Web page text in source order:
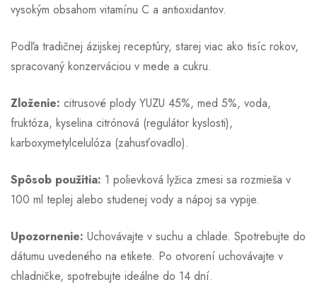
vysokým obsahom vitamínu C a antioxidantov.
Podľa tradičnej ázijskej receptúry, starej viac ako tisíc rokov,
spracovaný konzerváciou v mede a cukru.
Zloženie: citrusové plody YUZU 45%, med 5%, voda,
fruktóza, kyselina citrónová (regulátor kyslosti),
karboxymetylcelulóza (zahusťovadlo).
Spôsob použitia: 1 polievková lyžica zmesi sa rozmieša v
100 ml teplej alebo studenej vody a nápoj sa vypije.
Upozornenie: Uchovávajte v suchu a chlade. Spotrebujte do
dátumu uvedeného na etikete. Po otvorení uchovávajte v
chladničke, spotrebujte ideálne do 14 dní.